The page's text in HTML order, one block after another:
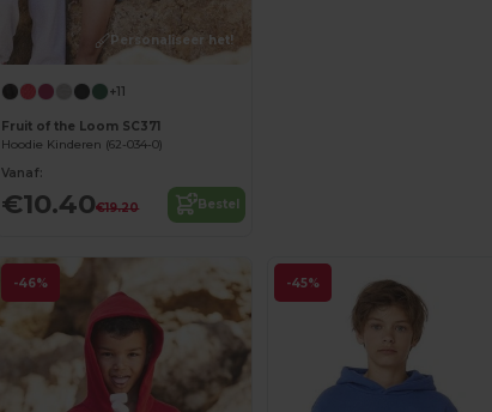
Personaliseer het!
+11
Fruit of the Loom SC371
Hoodie Kinderen (62-034-0)
Vanaf:
€10.40€19.20 Bestel
-46% -45%